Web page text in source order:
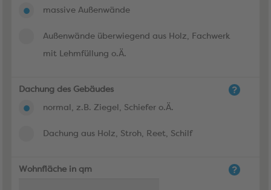
massive Außenwände
Außenwände überwiegend aus Holz, Fachwerk
mit Lehmfüllung o.Ä.
Dachung des Gebäudes
normal, z.B. Ziegel, Schiefer o.Ä.
Dachung aus Holz, Stroh, Reet, Schilf
Wohnfläche in qm